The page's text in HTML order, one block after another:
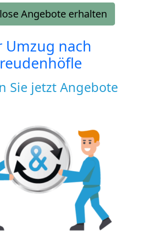
Angebote erhalten
Umzug nach
Sie jetzt Angebote